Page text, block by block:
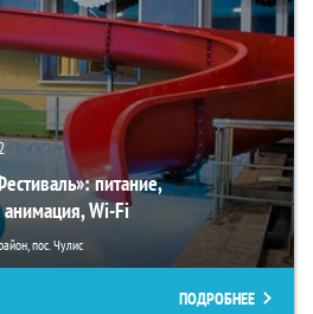
питание,
анимация, Wi-Fi
пос. Чулис
ПОДРОБНЕЕ